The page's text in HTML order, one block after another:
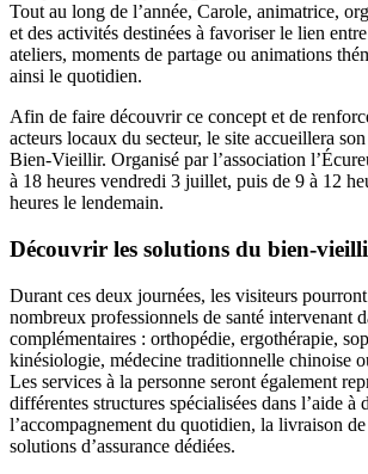
Tout au long de l’année, Carole, animatrice,
et des activités destinées à favoriser le lien
ateliers, moments de partage ou animations
ainsi le quotidien.
Afin de faire découvrir ce concept et de
acteurs locaux du secteur, le site accueillera
Bien-Vieillir. Organisé par l’association
à 18 heures vendredi 3 juillet, puis de 9 à 12
heures le lendemain.
Découvrir les solutions du bien-
Durant ces deux journées, les visiteurs
nombreux professionnels de santé intervenant
complémentaires : orthopédie, ergothérapie,
kinésiologie, médecine traditionnelle chinoise
Les services à la personne seront également
différentes structures spécialisées dans l’aide à
l’accompagnement du quotidien, la livraison
solutions d’assurance dédiées.